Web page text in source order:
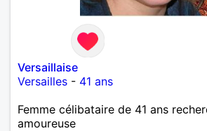
Versaillaise
Versailles - 41 ans
Femme célibataire de 41 ans
amoureuse